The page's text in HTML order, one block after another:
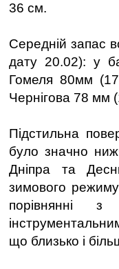
36 см.
Середній запас
дату 20.02): у
Гомеля 80мм
Чернігова 78 мм
Підстильна
було значно
Дніпра та
зимового режиму
порівнянні
що близько і